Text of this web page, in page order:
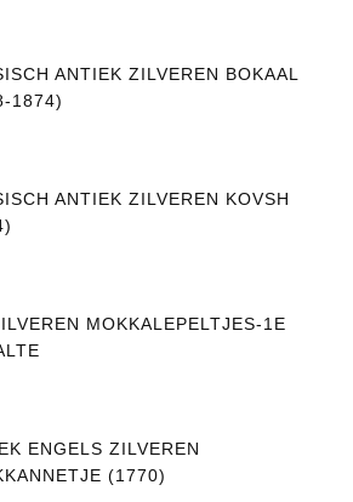
ANTIEK ZILVEREN BOKAAL
1874)
ANTIEK ZILVEREN KOVSH
MOKKALEPELTJES-1E
ENGELS ZILVEREN
(1770)